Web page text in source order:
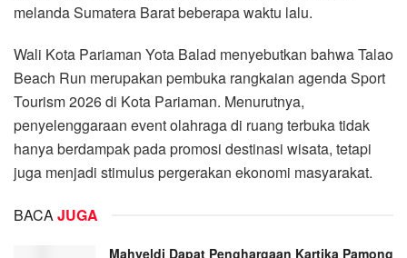
melanda Sumatera Barat beberapa waktu lalu.
Wali Kota Pariaman Yota Balad menyebutkan bahwa Talao
Beach Run merupakan pembuka rangkaian agenda Sport
Tourism 2026 di Kota Pariaman. Menurutnya,
penyelenggaraan event olahraga di ruang terbuka tidak
hanya berdampak pada promosi destinasi wisata, tetapi
juga menjadi stimulus pergerakan ekonomi masyarakat.
BACAJUGA
Mahyeldi Dapat Penghargaan Kartika Pamong